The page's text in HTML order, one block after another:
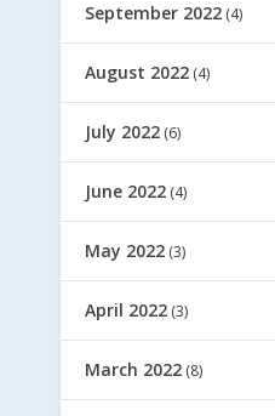
September 2022 (4)
August 2022 (4)
July 2022 (6)
June 2022 (4)
May 2022 (3)
April 2022 (3)
March 2022 (8)